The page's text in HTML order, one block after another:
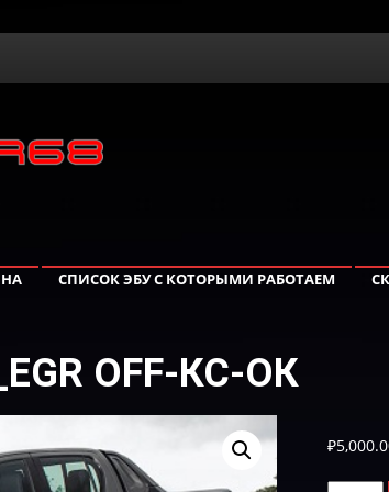
СПИСОК ЭБУ С КОТОРЫМИ РАБОТАЕМ
OFF-КС-ОК
₽